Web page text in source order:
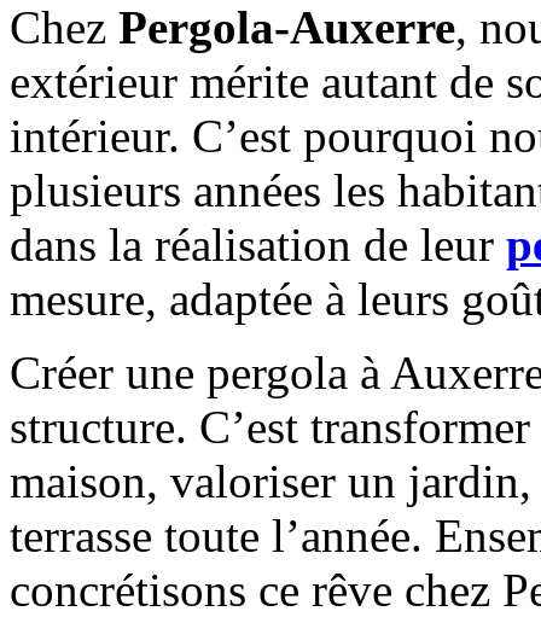
Chez Pergola-Auxerre,
extérieur mérite autant de
intérieur. C’est pourquoi
plusieurs années les
dans la réalisation de leur
mesure, adaptée à leurs
Créer une pergola à
structure. C’est
maison, valoriser un
terrasse toute l’année.
concrétisons ce rêve chez